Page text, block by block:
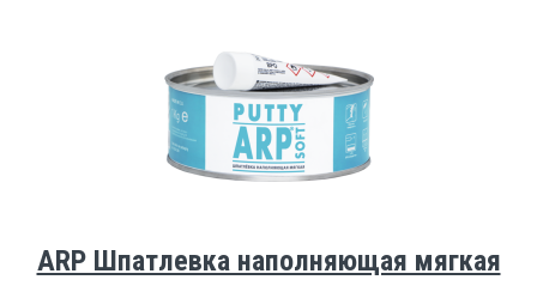
ARP Шпатлевка наполняющая мягкая